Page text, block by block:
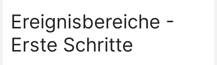
Ereignisbereiche -
Erste Schritte